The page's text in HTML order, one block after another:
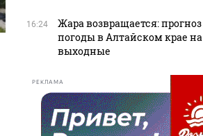
16:24
Жара возвращается: прогноз
погоды в Алтайском крае на
выходные
РЕКЛАМА